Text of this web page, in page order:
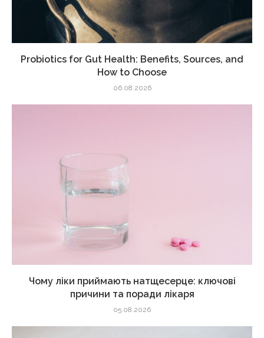
Probiotics for Gut Health: Benefits, Sources, and
How to Choose
06.08.2026
Чому ліки приймають натщесерце: ключові
причини та поради лікаря
05.08.2026